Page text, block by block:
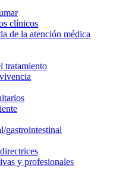
clínicos
de la atención médica
tratamiento
gastrointestinal
y profesionales